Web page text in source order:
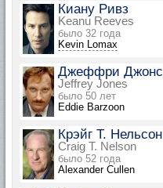
Киану Ривз
Keanu Reeves
было 32 года
Kevin Lomax
Джеффри Джонс
Jeffrey Jones
было 50 лет
Eddie Barzoon
Крэйг Т. Нельсон
Craig T. Nelson
было 52 года
Alexander Cullen